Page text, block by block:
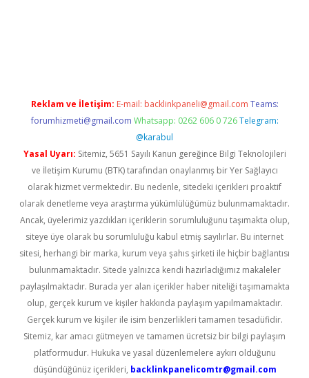
Reklam ve İletişim: E-mail: backlinkpaneli@gmail.com Teams:
forumhizmeti@gmail.com Whatsapp: 0262 606 0 726 Telegram:
@karabul
Yasal Uyarı: Sitemiz, 5651 Sayılı Kanun gereğince Bilgi Teknolojileri
ve İletişim Kurumu (BTK) tarafından onaylanmış bir Yer Sağlayıcı
olarak hizmet vermektedir. Bu nedenle, sitedeki içerikleri proaktif
olarak denetleme veya araştırma yükümlülüğümüz bulunmamaktadır.
Ancak, üyelerimiz yazdıkları içeriklerin sorumluluğunu taşımakta olup,
siteye üye olarak bu sorumluluğu kabul etmiş sayılırlar. Bu internet
sitesi, herhangi bir marka, kurum veya şahıs şirketi ile hiçbir bağlantısı
bulunmamaktadır. Sitede yalnızca kendi hazırladığımız makaleler
paylaşılmaktadır. Burada yer alan içerikler haber niteliği taşımamakta
olup, gerçek kurum ve kişiler hakkında paylaşım yapılmamaktadır.
Gerçek kurum ve kişiler ile isim benzerlikleri tamamen tesadüfidir.
Sitemiz, kar amacı gütmeyen ve tamamen ücretsiz bir bilgi paylaşım
platformudur. Hukuka ve yasal düzenlemelere aykırı olduğunu
düşündüğünüz içerikleri, backlinkpanelicomtr@gmail.com